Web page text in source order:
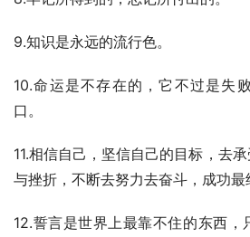
9.知识是永远的流行色。
10.命运是不存在的，它不过是失
口。
11.相信自己，坚信自己的目标，去
与挫折，不断去努力去奋斗，成功最
12.誓言是世界上最靠不住的东西，